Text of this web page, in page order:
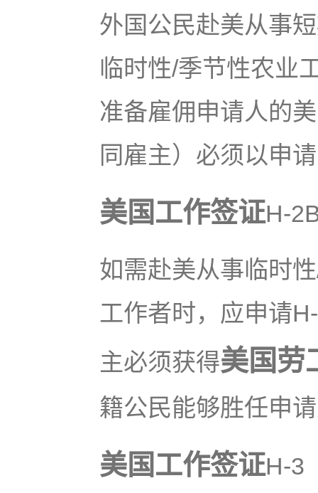
外国公民赴美从事
临时性/季节性农业
准备雇佣申请人的
同雇主）必须以申
美国工作签证H-
如需赴美从事临时
工作者时，应申请
主必须获得美国劳
籍公民能够胜任申
美国工作签证H-3